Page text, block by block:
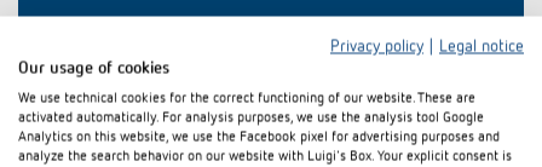
Downloads
Privacy policy
Legal notice
Our usage of cookies
We use technical cookies for the correct functioning of our website. These are
activated automatically. For analysis purposes, we use the analysis tool Google
Analytics on this website, we use the Facebook pixel for advertising purposes and
analyze the search behavior on our website with Luigi's Box. Your explicit consent is